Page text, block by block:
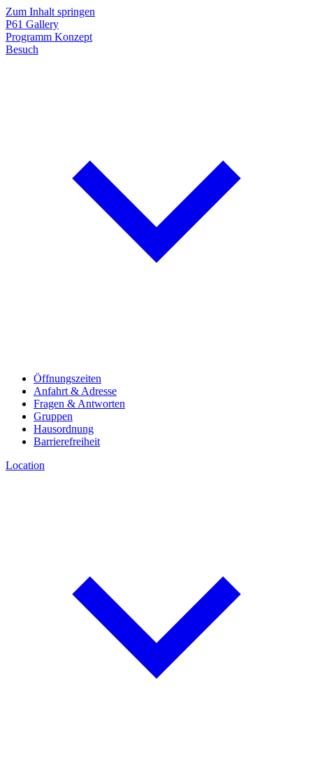
Zum Inhalt springen
P61 Gallery
Programm Konzept
Besuch
Öffnungszeiten
Anfahrt & Adresse
Fragen & Antworten
Gruppen
Hausordnung
Barrierefreiheit
Location